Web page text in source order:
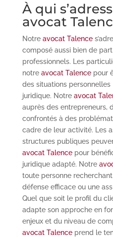
À qui
avocat
Notre avocat Talence
composé aussi bien de
professionnels. Les
notre avocat Talencepour
des situations
juridique. Notre avocat
auprès des entrepreneurs,
confrontés à des
cadre de leur activité. Les
structures publiques
avocat Talencepour
juridique adapté. Notre
toute personne
défense efficace ou une
Quel que soit le profil du
adapte son approche en
enjeux et du niveau de
avocat Talenceprend le